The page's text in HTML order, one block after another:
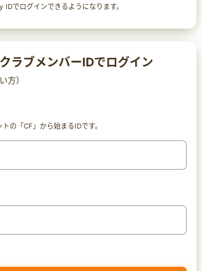
IDでログインできるようになります。
ラブメンバーIDでログイン
方）
の「CF」から始まるIDです。